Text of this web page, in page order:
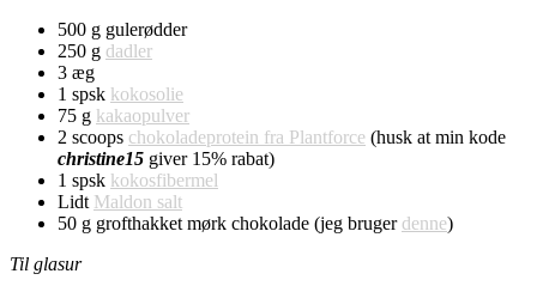
500 g gulerødder
250 g dadler
3 æg
1 spsk kokosolie
75 g kakaopulver
2 scoops chokoladeprotein fra Plantforce (husk at min kode
christine15 giver 15% rabat)
1 spsk kokosfibermel
Lidt Maldon salt
50 g grofthakket mørk chokolade (jeg bruger denne)
Til glasur